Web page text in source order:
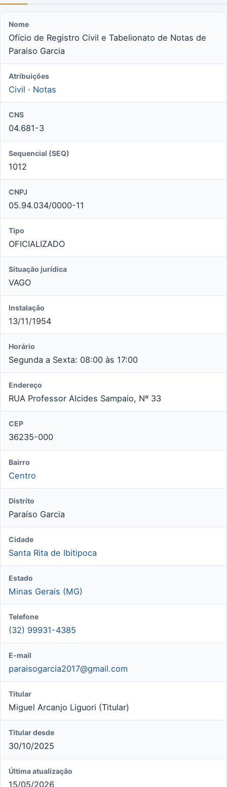
Nome
Ofício de Registro Civil e Tabelionato de Notas de
Paraiso Garcia
Atribuições
Civil · Notas
CNS
04.681-3
Sequencial (SEQ)
1012
CNPJ
05.94.034/0000-11
Tipo
OFICIALIZADO
Situação jurídica
VAGO
Instalação
13/11/1954
Horário
Segunda a Sexta: 08:00 às 17:00
Endereço
RUA Professor Alcides Sampaio, Nº 33
CEP
36235-000
Bairro
Centro
Distrito
Paraíso Garcia
Cidade
Santa Rita de Ibitipoca
Estado
Minas Gerais (MG)
Telefone
(32) 99931-4385
E-mail
paraisogarcia2017@gmail.com
Titular
Miguel Arcanjo Liguori (Titular)
Titular desde
30/10/2025
Última atualização
15/05/2026